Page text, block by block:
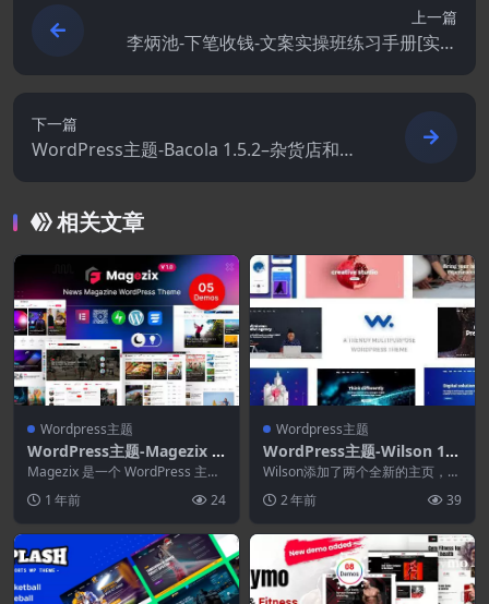
上一篇
李炳池-下笔收钱-文案实操班练习手册[实体
书]
下一篇
WordPress主题-Bacola 1.5.2–杂货店和食
品电商主题
相关文章
Wordpress主题
WordPress主题-Magezix 1.
0.7-报纸和杂志WordPress
主题
Magezix 是一个 WordPress 主
各种...1 年前 24
Wordpress主题
WordPress主题-Wilson 1.
6.1–公司商业机构WordPres
s主题
Wilson添加了两个全新的主页，用
个都结合了独特...
2 年前 39